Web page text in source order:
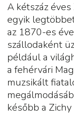
A kétszáz
egyik
az 1870-es
szállodaként
például a
a fehérvári
muzsikált
később a